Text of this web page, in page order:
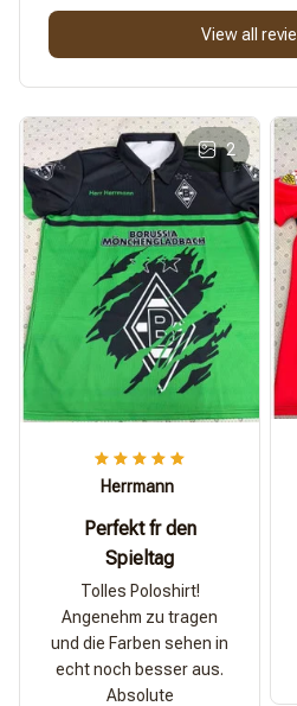
View all
2
Herrmann
Perfekt fr den
Spieltag
Tolles Poloshirt!
Angenehm zu tragen
und die Farben sehen in
echt noch besser aus.
Absolute